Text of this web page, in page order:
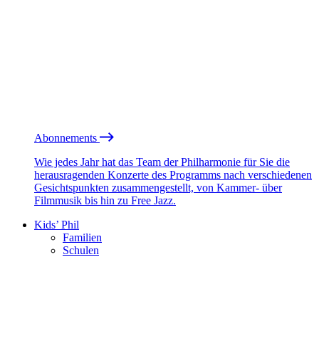
Abonnements
Wie jedes Jahr hat das Team der Philharmonie für Sie die
herausragenden Konzerte des Programms nach verschiedenen
Gesichtspunkten zusammengestellt, von Kammer- über
Filmmusik bis hin zu Free Jazz.
Kids’ Phil
Familien
Schulen